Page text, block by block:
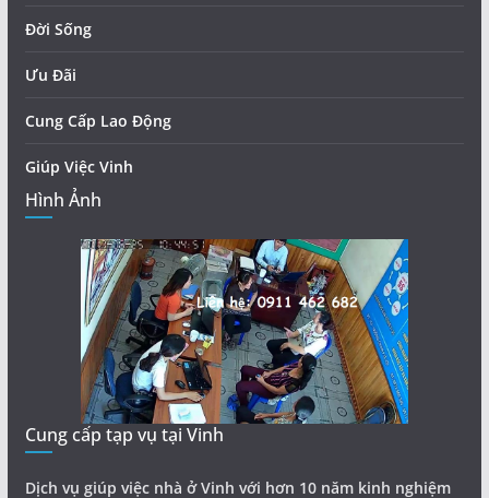
Đời Sống
Ưu Đãi
Cung Cấp Lao Động
Giúp Việc Vinh
Hình Ảnh
Cung cấp tạp vụ tại Vinh
Dịch vụ giúp việc nhà ở Vinh với hơn 10 năm kinh nghiệm